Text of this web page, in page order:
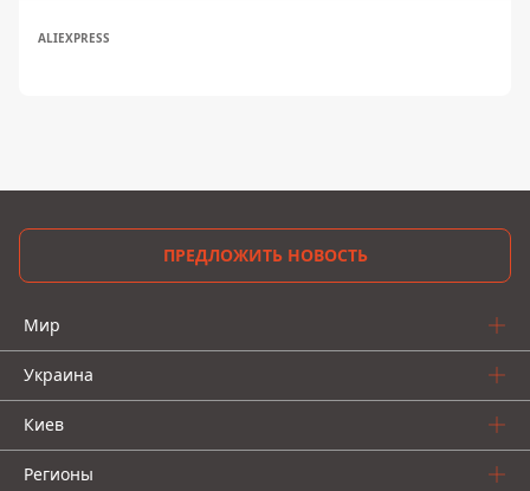
ALIEXPRESS
ПРЕДЛОЖИТЬ НОВОСТЬ
Мир
Украина
Киев
Регионы